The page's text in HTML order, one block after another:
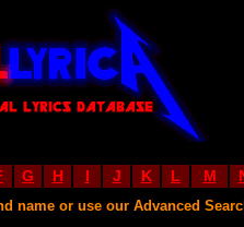
G H I J K L M
name or use our Advanced